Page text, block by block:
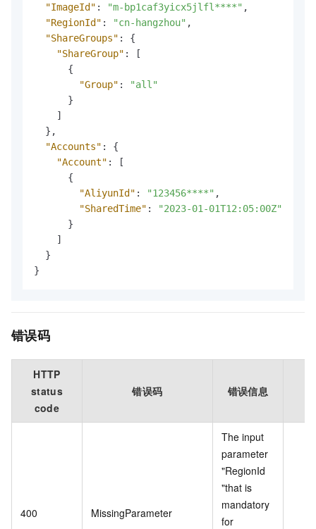
"ImageId" : "m-bp1caf3yicx5jlfl****" ,
"RegionId" : "cn-hangzhou" ,
"ShareGroups" :
{
"ShareGroup" :
[
{
"Group" :
"all"
}
]
} ,
"Accounts" :
{
"Account" :
[
{
"AliyunId" : "123456****" ,
"SharedTime" :
"2023-01-01T12:05:00Z"
}
]
}
}
错误码
HTTP
status
code
错误码 错误信息
400 MissingParameter
The input
parameter
"RegionId
"that is
mandatory
for